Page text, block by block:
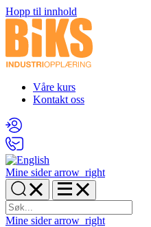
Hopp til innhold
Våre kurs
Kontakt oss
Mine sider arrow_right
Mine sider arrow_right